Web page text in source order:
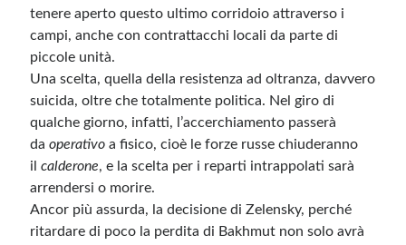
tenere aperto questo ultimo corridoio attraverso i
campi, anche con contrattacchi locali da parte di
piccole unità.
Una scelta, quella della resistenza ad oltranza, davvero
suicida, oltre che totalmente politica. Nel giro di
qualche giorno, infatti, l’accerchiamento passerà
daoperativoa fisico, cioè le forze russe chiuderanno
ilcalderone, e la scelta per i reparti intrappolati sarà
arrendersi o morire.
Ancor più assurda, la decisione di Zelensky, perché
ritardare di poco la perdita di Bakhmut non solo avrà